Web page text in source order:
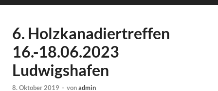
6. Holzkanadiertreffen
16.-18.06.2023
Ludwigshafen
8. Oktober 2019 - vonadmin